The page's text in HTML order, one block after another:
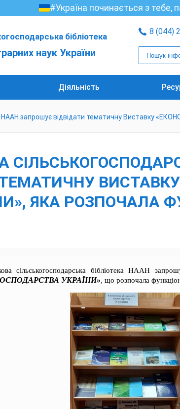
#Україна починається з тебе,
бібліотека
наук України
8 (044)
Діяльність
НААН запрошує відвідати тематичну Виставку
ВИСТАВКУ
ЯКА РОЗПОЧАЛА
сільськогосподарська бібліотека НААН
УКРАЇНИ», що розпочала